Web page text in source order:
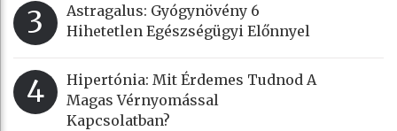
3
Astragalus: Gyógynövény 6
Hihetetlen Egészségügyi Előnnyel
4
Hipertónia: Mit Érdemes Tudnod A
Magas Vérnyomással
Kapcsolatban?